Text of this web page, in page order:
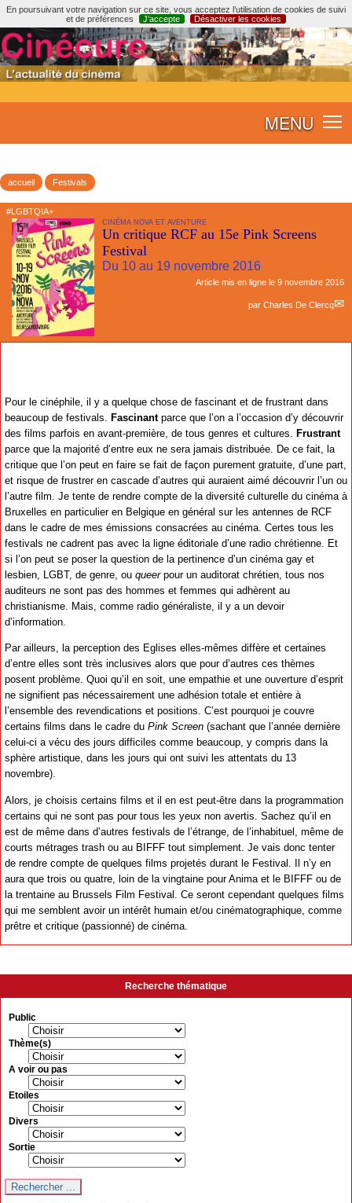
En poursuivant votre navigation sur ce site, vous acceptez l’utilisation de cookies de suivi
et de préférences
J’accepte Désactiver les cookies
MENU
accueil Festivals
#LGBTQIA+
CINÉMA NOVA ET AVENTURE
Un critique RCF au 15e Pink Screens
Festival
Du 10 au 19 novembre 2016
Article mis en ligne le 9 novembre 2016
par Charles De Clercq
Pour le cinéphile, il y a quelque chose de fascinant et de frustrant dans
beaucoup de festivals.
Fascinantparce que l’on a l’occasion d’y découvrir
des films parfois en avant-première, de tous genres et cultures.
Frustrant
parce que la majorité d’entre eux ne sera jamais distribuée. De ce fait, la
critique que l’on peut en faire se fait de façon purement gratuite, d’une part,
et risque de frustrer en cascade d’autres qui auraient aimé découvrir l’un ou
l’autre film. Je tente de rendre compte de la diversité culturelle du cinéma à
Bruxelles en particulier en Belgique en général sur les antennes de RCF
dans le cadre de mes émissions consacrées au cinéma. Certes tous les
festivals ne cadrent pas avec la ligne éditoriale d’une radio chrétienne. Et
si l’on peut se poser la question de la pertinence d’un cinéma gay et
lesbien, LGBT, de genre, ou queerpour un auditorat chrétien, tous nos
auditeurs ne sont pas des hommes et femmes qui adhèrent au
christianisme. Mais, comme radio généraliste, il y a un devoir
d’information.
Par ailleurs, la perception des Eglises elles-mêmes diffère et certaines
d’entre elles sont très inclusives alors que pour d’autres ces thèmes
posent problème. Quoi qu’il en soit, une empathie et une ouverture d’esprit
ne signifient pas nécessairement une adhésion totale et entière à
l’ensemble des revendications et positions. C’est pourquoi je couvre
certains films dans le cadre du Pink Screen (sachant que l’année dernière
celui-ci a vécu des jours difficiles comme beaucoup, y compris dans la
sphère artistique, dans les jours qui ont suivi les attentats du 13
novembre).
Alors, je choisis certains films et il en est peut-être dans la programmation
certains qui ne sont pas pour tous les yeux non avertis. Sachez qu’il en
est de même dans d’autres festivals de l’étrange, de l’inhabituel, même de
courts métrages trash ou au BIFFF tout simplement. Je vais donc tenter
de rendre compte de quelques films projetés durant le Festival. Il n’y en
aura que trois ou quatre, loin de la vingtaine pour Anima et le BIFFF ou de
la trentaine au Brussels Film Festival. Ce seront cependant quelques films
qui me semblent avoir un intérêt humain et/ou cinématographique, comme
prêtre et critique (passionné) de cinéma.
Recherche thématique
Public
Thème(s)
A voir ou pas
Etoiles
Divers
Sortie